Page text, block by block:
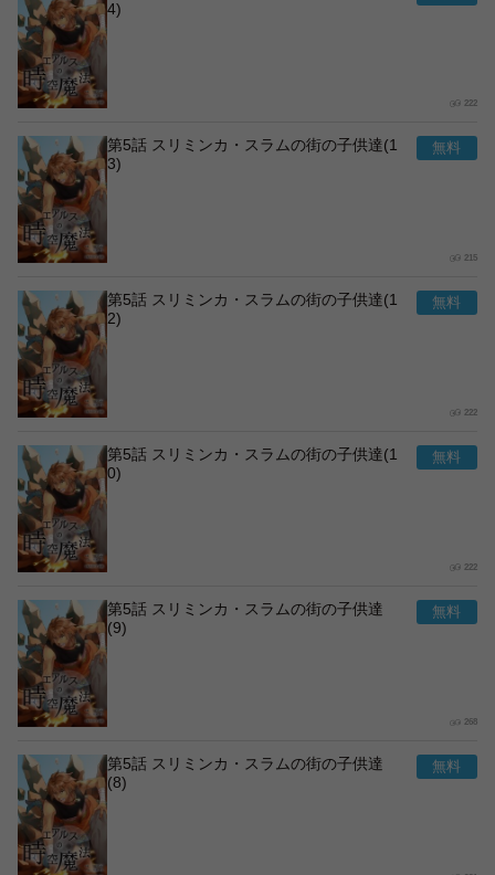
4)
222
第5話 スリミンカ・スラムの街の子供達(1
3)
215
第5話 スリミンカ・スラムの街の子供達(1
2)
222
第5話 スリミンカ・スラムの街の子供達(1
0)
222
第5話 スリミンカ・スラムの街の子供達
(9)
268
第5話 スリミンカ・スラムの街の子供達
(8)